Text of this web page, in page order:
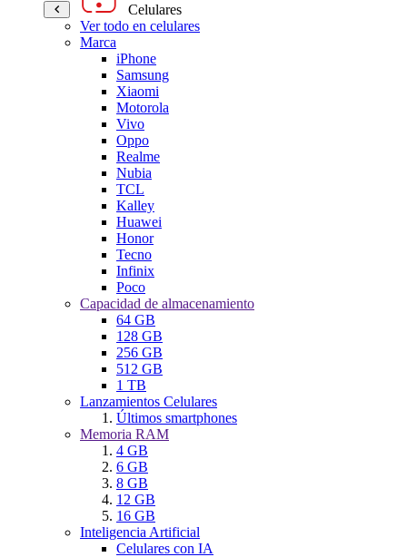
Celulares
Ver todo en celulares
Marca
iPhone
Samsung
Xiaomi
Motorola
Vivo
Oppo
Realme
Nubia
TCL
Kalley
Huawei
Honor
Tecno
Infinix
Poco
Capacidad de almacenamiento
64 GB
128 GB
256 GB
512 GB
1 TB
Lanzamientos Celulares
Últimos smartphones
Memoria RAM
4 GB
6 GB
8 GB
12 GB
16 GB
Inteligencia Artificial
Celulares con IA